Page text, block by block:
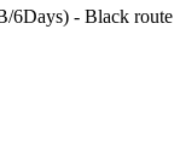
6Days) - Black route